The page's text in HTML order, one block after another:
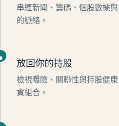
串連新聞、籌碼、個股數據
的脈絡。
放回你的持股
檢視曝險、關聯性與持股健
資組合。